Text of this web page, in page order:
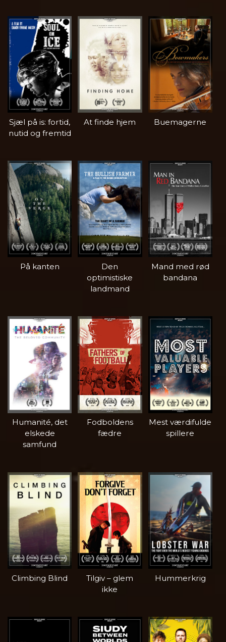
Sjæl på is: fortid,
nutid og fremtid
At finde hjem Buemagerne
På kanten
Den
optimistiske
landmand
Mand med rød
bandana
Humanité, det
elskede
samfund
Fodboldens
fædre
Mest værdifulde
spillere
Climbing Blind
Tilgiv – glem
ikke
Hummerkrig